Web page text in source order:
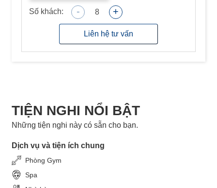
Số khách: - 8 +
Liên hệ tư vấn
TIỆN NGHI NỔI BẬT
Những tiện nghi này có sẵn cho bạn.
Dịch vụ và tiện ích chung
Phòng Gym
Spa